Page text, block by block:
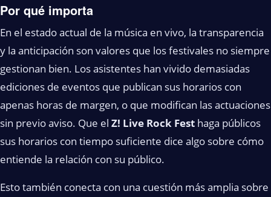
Por qué importa
En el estado actual de la música en vivo, la transparencia
y la anticipación son valores que los festivales no siempre
gestionan bien. Los asistentes han vivido demasiadas
ediciones de eventos que publican sus horarios con
apenas horas de margen, o que modifican las actuaciones
sin previo aviso. Que el Z! Live Rock Fest haga públicos
sus horarios con tiempo suficiente dice algo sobre cómo
entiende la relación con su público.
Esto también conecta con una cuestión más amplia sobre